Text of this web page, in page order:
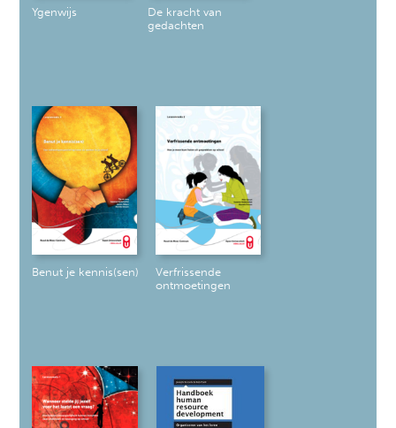
Ygenwijs
De kracht van
gedachten
Benut je kennis(sen)
Verfrissende
ontmoetingen